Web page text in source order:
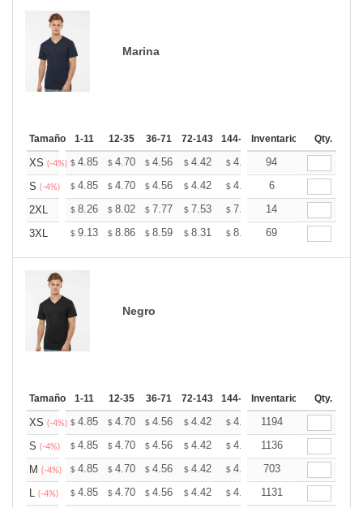
Marina
Tamaño 1-11 12-35 36-71 72-143 144-287 288 + Mas
Inventario Qty.
XS (-4%) $ 4.85 $ 4.70 $ 4.56 $ 4.42 $ 4.27 $4.20
94
S (-4%) $ 4.85 $ 4.70 $ 4.56 $ 4.42 $ 4.27 $
6
2XL
$ 8.26 $ 8.02 $ 7.77 $ 7.53 $ 7.28 $7.16
14
3XL
$ 9.13 $ 8.86 $ 8.59 $ 8.31 $ 8.04 $7.91
69
Negro
Tamaño 1-11 12-35 36-71 72-143 144-287 288 + Mas
Inventario Qty.
XS (-4%) $ 4.85 $ 4.70 $ 4.56 $ 4.42 $ 4.27 $4.20
1194
S (-4%) $ 4.85 $ 4.70 $ 4.56 $ 4.42 $ 4.27 $4.20
1136
M (-4%) $ 4.85 $ 4.70 $ 4.56 $ 4.42 $ 4.27 $4.20
703
L (-4%) $ 4.85 $ 4.70 $ 4.56 $ 4.42 $ 4.27 $4.20
1131